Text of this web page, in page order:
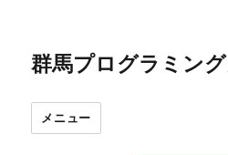
群馬プログラミン
メニュー